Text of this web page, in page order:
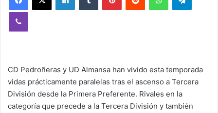
CD Pedroñeras y UD Almansa han vivido esta temporada
vidas prácticamente paralelas tras el ascenso a Tercera
División desde la Primera Preferente. Rivales en la
categoría que precede a la Tercera División y también